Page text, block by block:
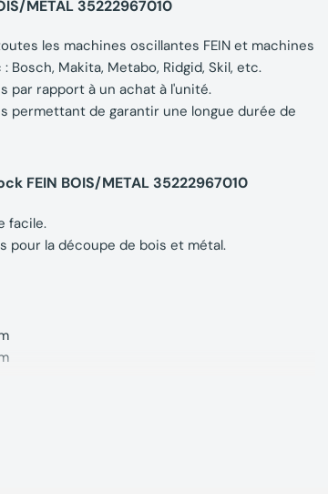
METAL 35222967010
les machines oscillantes FEIN et machines
Makita, Metabo, Ridgid, Skil, etc.
par rapport à un achat à l'unité.
permettant de garantir une longue durée de
FEIN BOIS/METAL 35222967010
facile.
pour la découpe de bois et métal.